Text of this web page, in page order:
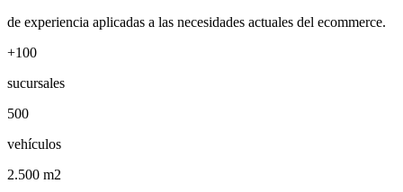
de experiencia aplicadas a las necesidades actuales del ecommerce.
+100
sucursales
500
vehículos
2.500 m2